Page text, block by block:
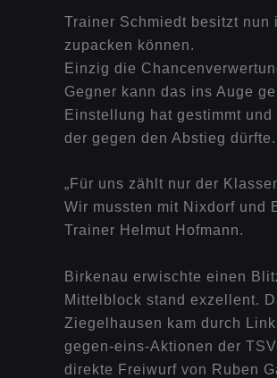
Trainer Schmiedt besitzt nun
zupacken können.
Einzig die
Gegner kann das ins Auge
Einstellung hat gestimmt
der gegen den Abstieg dürfte.
„Für uns zählt nur der
Wir mussten mit Nixdorf und
Trainer Helmut Hofmann.
Birkenau erwischte einen
Mittelblock stand exzellent.
Ziegelhausen kam durch
gegen-eins-Aktionen der
direkte Freiwurf von Ruben